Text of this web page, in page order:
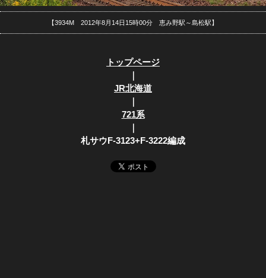
【3934M 2012年8月14日15時00分 恵み野駅～島松駅】
トップページ
｜
JR北海道
｜
721系
｜
札サウF-3123+F-3222編成